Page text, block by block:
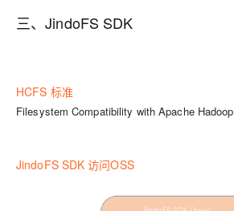
三、JindoFS SDK
HCFS 标准
Filesystem Compatibility with Apache Hadoop
JindoFS SDK 访问OSS